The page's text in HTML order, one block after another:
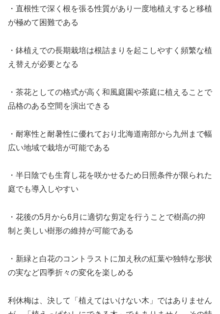
・直根性で深く根を張る性質があり一度地植えすると移植
が極めて困難である
・鉢植えでの長期栽培は根詰まりを起こしやすく頻繁な植
え替えが必要となる
・茶花としての格式が高く和風庭園や茶庭に植えることで
品格のある空間を演出できる
・耐寒性と耐暑性に優れており北海道南部から九州まで幅
広い地域で栽培が可能である
・半日陰でも生育し花を咲かせるため日照条件が限られた
庭でも導入しやすい
・花後の5月から6月に適切な剪定を行うことで樹高の抑
制と美しい樹形の維持が可能である
・新緑と白花のコントラストに加え秋の紅葉や独特な形状
の実など四季折々の変化を楽しめる
利休梅は、決して「植えてはいけない木」ではありません